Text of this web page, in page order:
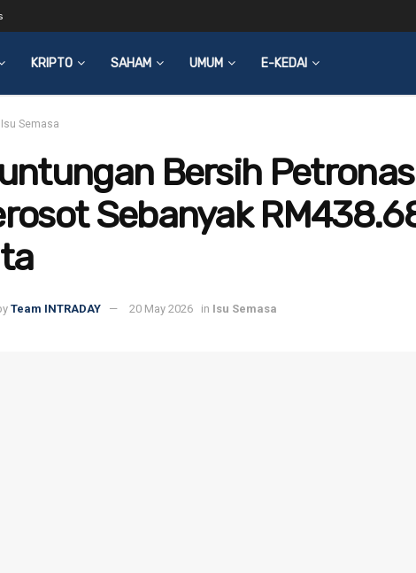
KRIPTO SAHAM UMUM E-KEDAI
Isu Semasa
Bersih Petronas
Sebanyak
Team INTRADAY 20 May 2026 in Isu Semasa